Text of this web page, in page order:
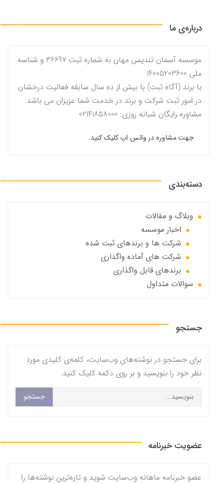
درباره‌ی ما
موسسه آسمان تندیس مهان به شماره ثبت 36697 و شناسه
ملی 14005203600
با برند (آگاه ثبت) با بیش از ده سال سابقه فعالیت درخشان
در امور ثبت شرکت و برند در خدمت شما عزیزان می باشد.
مشاوره رایگان شبانه روزی: 02141858000
جهت مشاوره در واتس اپ کلیک کنید.
دسته‌بندی
وبلاگ و مقالات
اخبار موسسه
شرکت ها و برندهای ثبت شده
شرکت های آماده واگذاری
برندهای قابل واگذاری
سوالات متداول
جستجو
برای جستجو در نوشته‌های وب‌سایت، کلمه‌ی کلیدی مورد
نظر خود را بنویسید و بر روی دکمه کلیک کنید.
جستجو
عضویت خبرنامه
عضو خبرنامه ماهانه وب‌سایت شوید و تازه‌ترین نوشته‌ها را